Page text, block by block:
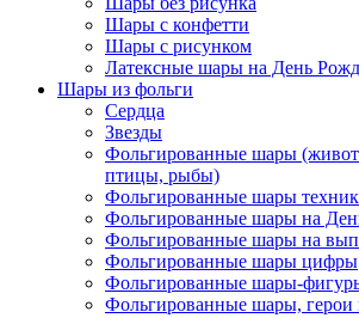
Шары с конфетти
Шары с рисунком
Латексные шары на День
Шары из фольги
Сердца
Звезды
Фольгированные шары
птицы, рыбы)
Фольгированные шары
Фольгированные шары на
Фольгированные шары на
Фольгированные шары цифры
Фольгированные шары-
Фольгированные шары, герои